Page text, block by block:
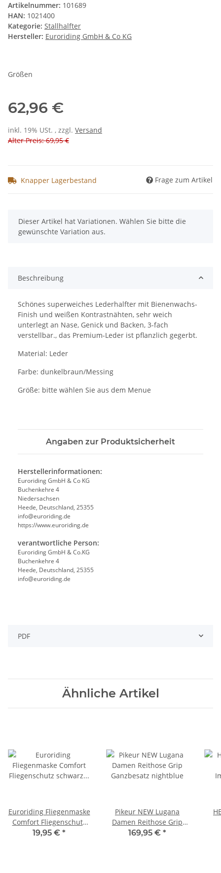
Artikelnummer: 101689
HAN: 1021400
Kategorie: Stallhalfter
Hersteller: Euroriding GmbH & Co KG
Größen
62,96 €
inkl. 19% USt. , zzgl. Versand
Alter Preis: 69,95 €
Knapper Lagerbestand Frage zum Artikel
x
Dieser Artikel hat Variationen. Wählen Sie bitte die
gewünschte Variation aus.
Beschreibung
Schönes superweiches Lederhalfter mit Bienenwachs-
Finish und weißen Kontrastnähten, sehr weich
unterlegt an Nase, Genick und Backen, 3-fach
verstellbar., das Premium-Leder ist pflanzlich gegerbt.
Material: Leder
Farbe: dunkelbraun/Messing
Größe: bitte wählen Sie aus dem Menue
Angaben zur Produktsicherheit
Herstellerinformationen:
Euroriding GmbH & Co KG
Buchenkehre 4
Niedersachsen
Heede, Deutschland, 25355
info@euroriding.de
https://www.euroriding.de
verantwortliche Person:
Euroriding GmbH & Co.KG
Buchenkehre 4
Heede, Deutschland, 25355
info@euroriding.de
PDF
Ähnliche Artikel
Euroriding Fliegenmaske
Comfort Fliegenschutz
schwarz mit
19,95 € *
Pikeur NEW Lugana
Damen Reithose Grip
Ganzbesatz nightblue
169,95 € *